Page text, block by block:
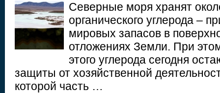
Северные моря хранят
органического углерода –
мировых запасов в
отложениях Земли. При
этого углерода сегодня
защиты от хозяйственной
которой часть …